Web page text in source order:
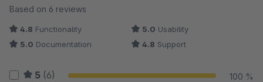
Average rating of 4.92 out of 5 stars
Based on 6 reviews
4.8 Functionality 5.0 Usability
5.0 Documentation 4.8 Support
5 (6) 100 %